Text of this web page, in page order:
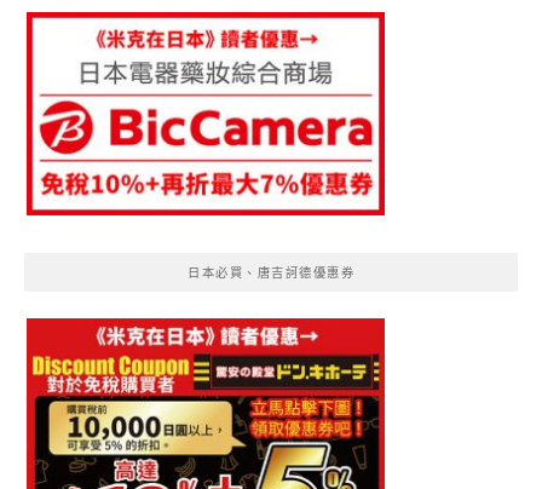
日本必買、唐吉訶德優惠券